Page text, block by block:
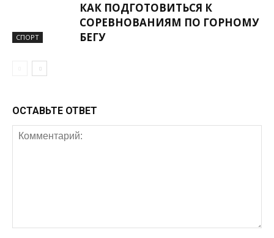
СПОРТ
КАК ПОДГОТОВИТЬСЯ К
СОРЕВНОВАНИЯМ ПО ГОРНОМУ
БЕГУ
ОСТАВЬТЕ ОТВЕТ